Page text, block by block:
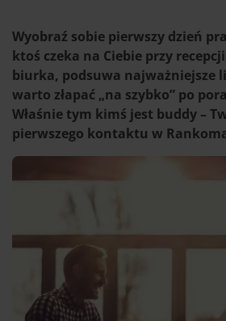
Wyobraź sobie pierwszy dzień
ktoś czeka na Ciebie przy
biurka, podsuwa najważniejsze
warto złapać „na szybko” po
Właśnie tym kimś jest buddy –
pierwszego kontaktu w